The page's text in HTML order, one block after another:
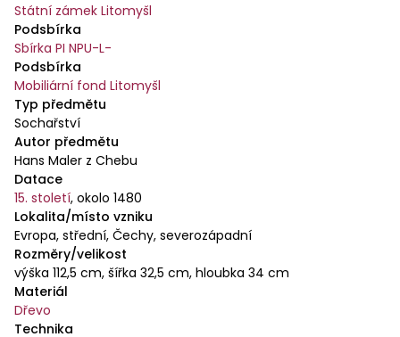
Praze. Sochy světic ze skříně jsou nezvěstné.
Kadaňský retábl vznikl v dílně vedené Hansem
Malerem z Chebu, pramenně doloženým v Kadani r.
1479. Mistr Hans řídil velmi produktivní sochařsko-
malířskou dílnu v Chebu, odkud odešel r. 1472,
pravděpodobně do Cvikova. V Chebu je od r. 1481
uváděna dílna jeho syna Hanse Malera mladšího.
Chebský mistr se ve Cvikově seznámil s aktuální
podobou umělecké produkce norimberských či šířeji
středofranckých dílen konzervativní orientace,
jejichž hlavním představitelem je tzv. Mistr
Cvikovského oltáře (1474–1479). Socha Madony ze
skříně ukazuje ke starší vrstvě středofranckého
sochařství, jejíž analogie nacházíme i v
severozápadních Čechách — viz Madony z Lokte a z
Státní zámek Litomyšl
Podsbírka
Sbírka PI NPU-L-
Podsbírka
Mobiliární fond Litomyšl
Typ předmětu
Sochařství
Autor předmětu
Hans Maler z Chebu
Datace
15. století, okolo 1480
Lokalita/místo vzniku
Evropa, střední, Čechy, severozápadní
Rozměry/velikost
výška 112,5 cm, šířka 32,5 cm, hloubka 34 cm
Materiál
Dřevo
Technika